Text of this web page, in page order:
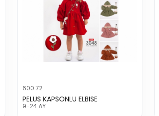
600.72
PELUS KAPSONLU ELBISE
9-24 AY